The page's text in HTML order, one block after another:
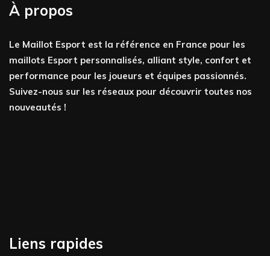
À propos
Le Maillot Esport est la référence en France pour les
maillots Esport personnalisés, alliant style, confort et
performance pour les joueurs et équipes passionnés.
Suivez-nous sur les réseaux pour découvrir toutes nos
nouveautés !
Liens rapides